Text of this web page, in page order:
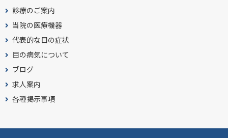
診療のご案内
当院の医療機器
代表的な目の症状
目の病気について
ブログ
求人案内
各種掲示事項